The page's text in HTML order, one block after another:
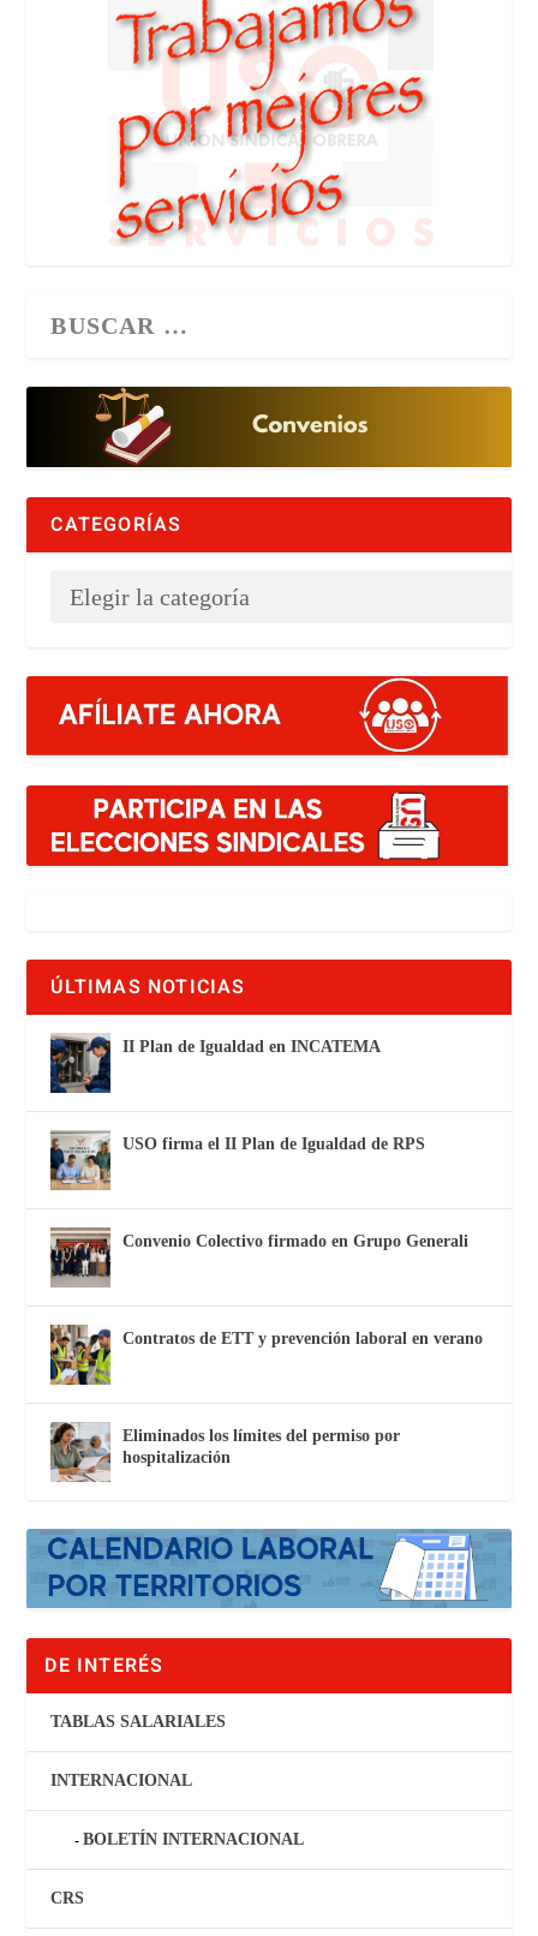
CATEGORÍAS
ÚLTIMAS NOTICIAS
II Plan de Igualdad en INCATEMA
USO firma el II Plan de Igualdad de RPS
Convenio Colectivo firmado en Grupo Generali
Contratos de ETT y prevención laboral en verano
Eliminados los límites del permiso por
hospitalización
DE INTERÉS
TABLAS SALARIALES
INTERNACIONAL
BOLETÍN INTERNACIONAL
CRS